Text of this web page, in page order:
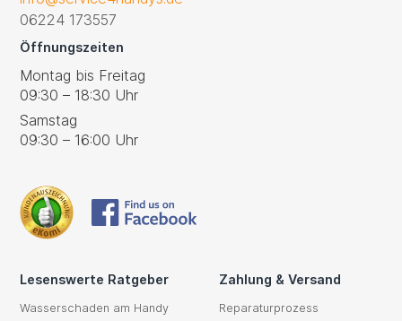
06224 173557
Öffnungszeiten
Montag bis Freitag
09:30 – 18:30 Uhr
Samstag
09:30 – 16:00 Uhr
Lesenswerte Ratgeber
Wasserschaden am Handy
Zahlung & Versand
Reparaturprozess